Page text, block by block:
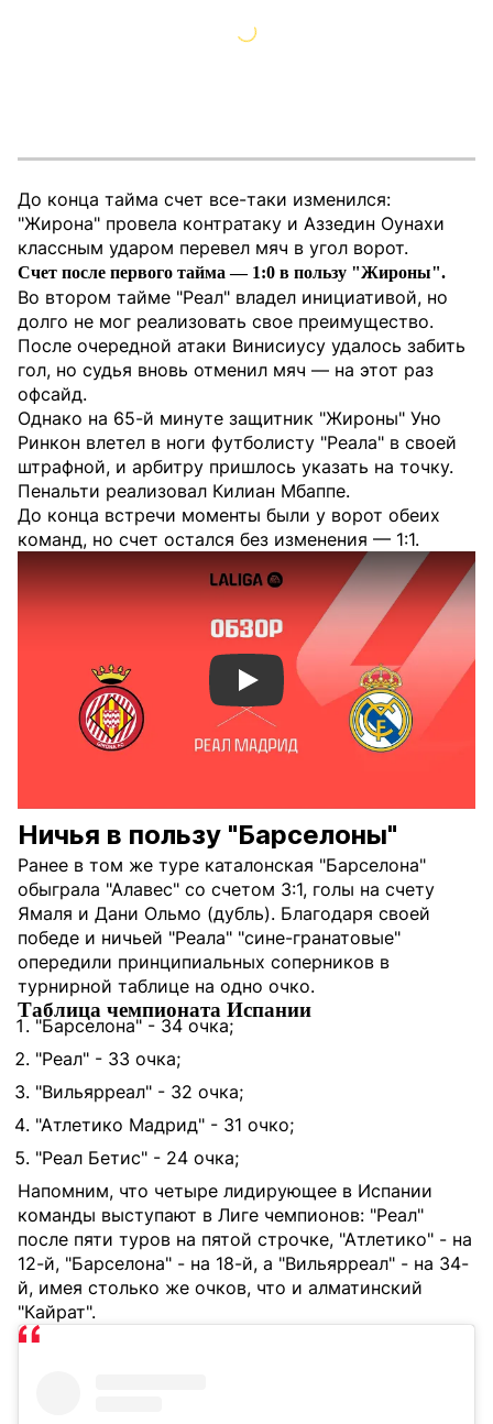
До конца тайма счет все-таки изменился:
"Жирона" провела контратаку и Аззедин Оунахи
классным ударом перевел мяч в угол ворот.
Счет после первого тайма — 1:0 в пользу "Жироны".
Во втором тайме "Реал" владел инициативой, но
долго не мог реализовать свое преимущество.
После очередной атаки Винисиусу удалось забить
гол, но судья вновь отменил мяч — на этот раз
офсайд.
Однако на 65-й минуте защитник "Жироны" Уно
Ринкон влетел в ноги футболисту "Реала" в своей
штрафной, и арбитру пришлось указать на точку.
Пенальти реализовал Килиан Мбаппе.
До конца встречи моменты были у ворот обеих
команд, но счет остался без изменения — 1:1.
Смотреть видео YouTube
Ничья в пользу "Барселоны"
Ранее в том же туре каталонская "Барселона"
обыграла "Алавес" со счетом 3:1, голы на счету
Ямаля и Дани Ольмо (дубль). Благодаря своей
победе и ничьей "Реала" "сине-гранатовые"
опередили принципиальных соперников в
турнирной таблице на одно очко.
Таблица чемпионата Испании
"Барселона" - 34 очка;
"Реал" - 33 очка;
"Вильярреал" - 32 очка;
"Атлетико Мадрид" - 31 очко;
"Реал Бетис" - 24 очка;
Напомним, что четыре лидирующее в Испании
команды выступают в Лиге чемпионов: "Реал"
после пяти туров на пятой строчке, "Атлетико" - на
12-й, "Барселона" - на 18-й, а "Вильярреал" - на 34-
й, имея столько же очков, что и алматинский
"Кайрат".